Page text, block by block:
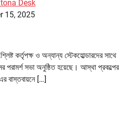
Desk
15, 2025
কর্তৃপক্ষ ও অন্যান্য স্টেকহোল্ডারদের সাথে
পরামর্শ সভা অনুষ্ঠিত হয়েছে। আস্থা প্রকল্পের
বাস্তবায়নে […]